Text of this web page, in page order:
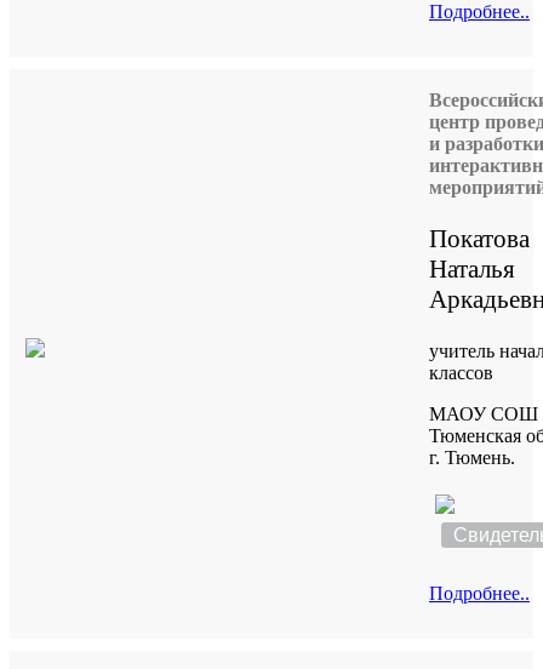
Подробнее..
центр
и разработки
Покатова
Наталья
учитель
классов
МАОУ СОШ
Тюменская
г. Тюмень.
Подробнее..